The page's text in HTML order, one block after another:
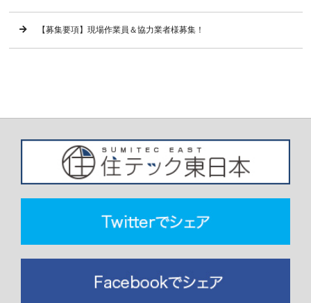
【募集要項】現場作業員＆協力業者様募集！